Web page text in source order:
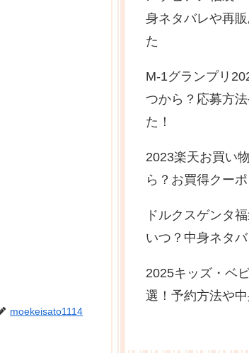
moekeisato1114
身ネタバレや再
た
M-1グランプリ
つから？応募方
た！
2023楽天お買い
ら？お買得クーポ
ドルクスゲンタ
いつ？中身ネタ
2025キッズ・ベ
選！予約方法や中